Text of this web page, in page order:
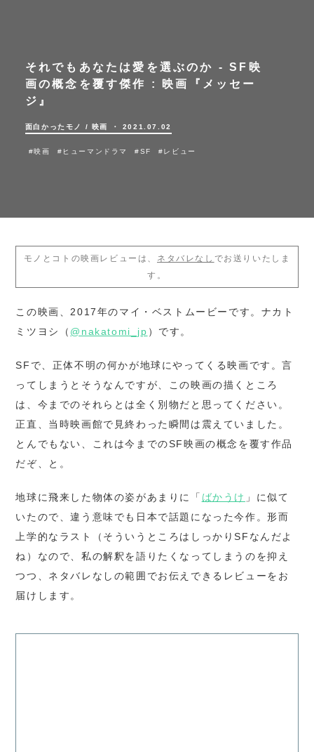
それでもあなたは愛を選ぶのか - SF映
画の概念を覆す傑作 :
映画『メッセー
ジ』
面白かったモノ / 映画 ・ 2021.07.02
#映画 #ヒューマンドラマ #SF #レビュー
モノとコトの映画レビューは、 ネタバレなし でお送りいたしま
す。
この映画、2017年のマイ・ベストムービーです。ナカト
ミツヨシ（ @nakatomi_jp ）です。
SFで、正体不明の何かが地球にやってくる映画です。言
ってしまうとそうなんですが、この映画の描くところ
は、今までのそれらとは全く別物だと思ってください。
正直、当時映画館で見終わった瞬間は震えていました。
とんでもない、これは今までのSF映画の概念を覆す作品
だぞ、と。
地球に飛来した物体の姿があまりに「 ばかうけ 」に似て
いたので、違う意味でも日本で話題になった今作。形而
上学的なラスト（そういうところはしっかりSFなんだよ
ね）なので、私の解釈を語りたくなってしまうのを抑え
つつ、ネタバレなしの範囲でお伝えできるレビューをお
届けします。